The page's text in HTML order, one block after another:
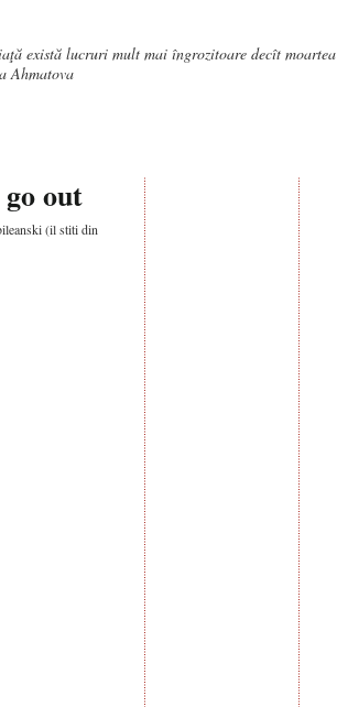
există lucruri mult mai îngrozitoare decît moartea
Ahmatova
out
(il stiti din